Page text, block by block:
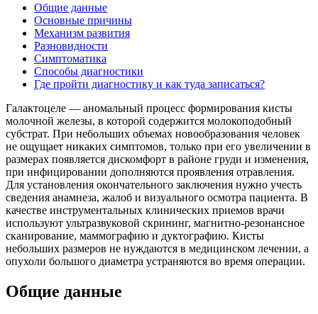
Общие данные
Основные причины
Механизм развития
Разновидности
Симптоматика
Способы диагностики
Где пройти диагностику и как туда записаться?
Галактоцеле — аномальный процесс формирования кисты
молочной железы, в которой содержится молокоподобный
субстрат. При небольших объемах новообразования человек
не ощущает никаких симптомов, только при его увеличении в
размерах появляется дискомфорт в районе груди и изменения,
при инфицировании дополняются проявления отравления.
Для установления окончательного заключения нужно учесть
сведения анамнеза, жалоб и визуального осмотра пациента. В
качестве инструментальных клинических приемов врачи
используют ультразвуковой скрининг, магнитно-резонансное
сканирование, маммографию и дуктографию. Кисты
небольших размеров не нуждаются в медицинском лечении, а
опухоли большого диаметра устраняются во время операции.
Общие данные